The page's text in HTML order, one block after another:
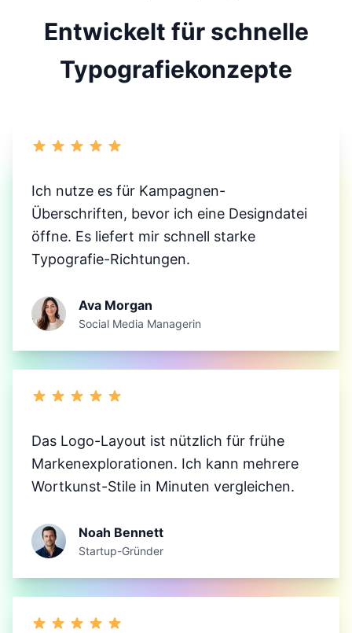
Entwickelt für schnelle
Typografiekonzepte
Ich nutze es für Kampagnen-
Überschriften, bevor ich eine Designdatei
öffne. Es liefert mir schnell starke
Typografie-Richtungen.
Ava Morgan
Social Media Managerin
Das Logo-Layout ist nützlich für frühe
Markenexplorationen. Ich kann mehrere
Wortkunst-Stile in Minuten vergleichen.
Noah Bennett
Startup-Gründer